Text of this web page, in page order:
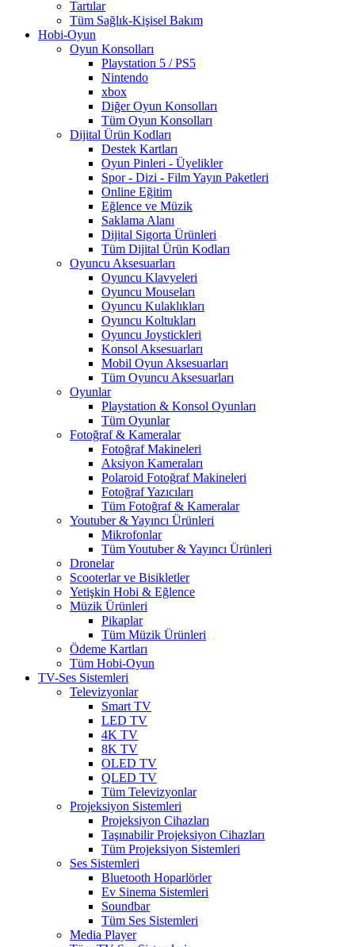
Tartılar
Tüm Sağlık-Kişisel Bakım
Hobi-Oyun
Oyun Konsolları
Playstation 5 / PS5
Nintendo
xbox
Diğer Oyun Konsolları
Tüm Oyun Konsolları
Dijital Ürün Kodları
Destek Kartları
Oyun Pinleri - Üyelikler
Spor - Dizi - Film Yayın Paketleri
Online Eğitim
Eğlence ve Müzik
Saklama Alanı
Dijital Sigorta Ürünleri
Tüm Dijital Ürün Kodları
Oyuncu Aksesuarları
Oyuncu Klavyeleri
Oyuncu Mouseları
Oyuncu Kulaklıkları
Oyuncu Koltukları
Oyuncu Joystickleri
Konsol Aksesuarları
Mobil Oyun Aksesuarları
Tüm Oyuncu Aksesuarları
Oyunlar
Playstation & Konsol Oyunları
Tüm Oyunlar
Fotoğraf & Kameralar
Fotoğraf Makineleri
Aksiyon Kameraları
Polaroid Fotoğraf Makineleri
Fotoğraf Yazıcıları
Tüm Fotoğraf & Kameralar
Youtuber & Yayıncı Ürünleri
Mikrofonlar
Tüm Youtuber & Yayıncı Ürünleri
Dronelar
Scooterlar ve Bisikletler
Yetişkin Hobi & Eğlence
Müzik Ürünleri
Pikaplar
Tüm Müzik Ürünleri
Ödeme Kartları
Tüm Hobi-Oyun
TV-Ses Sistemleri
Televizyonlar
Smart TV
LED TV
4K TV
8K TV
OLED TV
QLED TV
Tüm Televizyonlar
Projeksiyon Sistemleri
Projeksiyon Cihazları
Taşınabilir Projeksiyon Cihazları
Tüm Projeksiyon Sistemleri
Ses Sistemleri
Bluetooth Hoparlörler
Ev Sinema Sistemleri
Soundbar
Tüm Ses Sistemleri
Media Player